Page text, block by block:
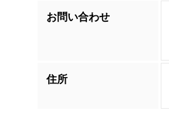
お問い合わせ
住所